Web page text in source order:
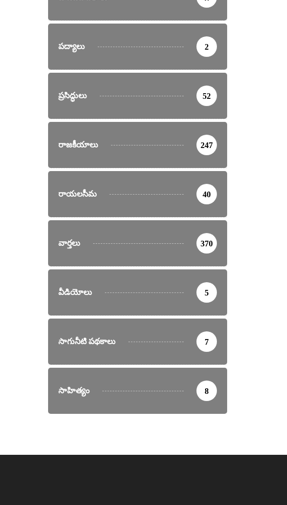
పద్యాలు 2
ప్రసిద్ధులు 52
రాజకీయాలు 247
రాయలసీమ 40
వార్తలు 370
వీడియోలు 5
సాగునీటి పథకాలు 7
సాహిత్యం 8